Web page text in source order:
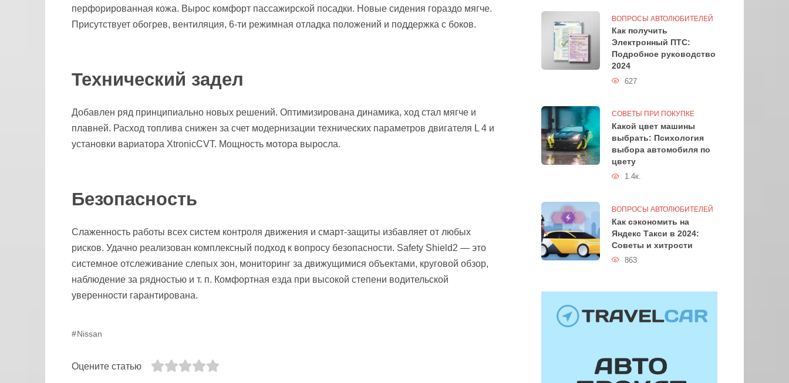
перфорированная кожа. Вырос комфорт пассажирской посадки. Новые сидения гораздо мягче.
Присутствует обогрев, вентиляция, 6-ти режимная отладка положений и поддержка с боков.
Технический задел
Добавлен ряд принципиально новых решений. Оптимизирована динамика, ход стал мягче и
плавней. Расход топлива снижен за счет модернизации технических параметров двигателя L 4 и
установки вариатора XtronicCVT. Мощность мотора выросла.
Безопасность
Слаженность работы всех систем контроля движения и смарт-защиты избавляет от любых
рисков. Удачно реализован комплексный подход к вопросу безопасности. Safety Shield2 — это
системное отслеживание слепых зон, мониторинг за движущимися объектами, круговой обзор,
наблюдение за рядностью и т. п. Комфортная езда при высокой степени водительской
уверенности гарантирована.
Nissan
Оцените статью
ВОПРОСЫ АВТОЛЮБИТЕЛЕЙ
Как получить
Электронный ПТС:
Подробное руководство
2024
627
СОВЕТЫ ПРИ ПОКУПКЕ
Какой цвет машины
выбрать: Психология
выбора автомобиля по
цвету
1.4к.
ВОПРОСЫ АВТОЛЮБИТЕЛЕЙ
Как сэкономить на
Яндекс Такси в 2024:
Советы и хитрости
863